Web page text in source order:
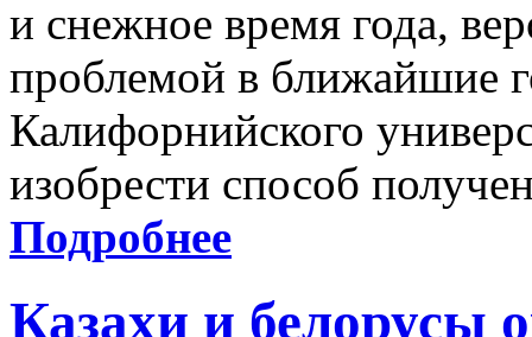
и снежное время года,
проблемой в ближайшие
Калифорнийского
изобрести способ
Подробнее
Казахи и белорусы